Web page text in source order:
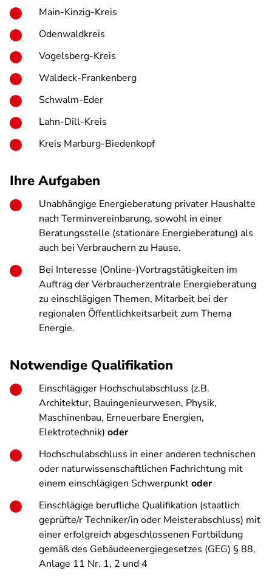
Main-Kinzig-Kreis
Odenwaldkreis
Vogelsberg-Kreis
Waldeck-Frankenberg
Schwalm-Eder
Lahn-Dill-Kreis
Kreis Marburg-Biedenkopf
Ihre Aufgaben
Unabhängige Energieberatung privater Haushalte
nach Terminvereinbarung, sowohl in einer
Beratungsstelle (stationäre Energieberatung) als
auch bei Verbrauchern zu Hause.
Bei Interesse (Online-)Vortragstätigkeiten im
Auftrag der Verbraucherzentrale Energieberatung
zu einschlägigen Themen, Mitarbeit bei der
regionalen Öffentlichkeitsarbeit zum Thema
Energie.
Notwendige Qualifikation
Einschlägiger Hochschulabschluss (z.B.
Architektur, Bauingenieurwesen, Physik,
Maschinenbau, Erneuerbare Energien,
Elektrotechnik) oder
Hochschulabschluss in einer anderen technischen
oder naturwissenschaftlichen Fachrichtung mit
einem einschlägigen Schwerpunktoder
Einschlägige berufliche Qualifikation (staatlich
geprüfte/r Techniker/in oder Meisterabschluss) mit
einer erfolgreich abgeschlossenen Fortbildung
gemäß des Gebäudeenergiegesetzes (GEG) § 88,
Anlage 11 Nr. 1, 2 und 4